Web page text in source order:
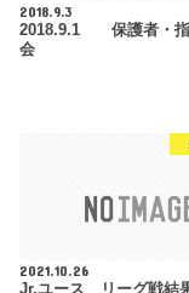
2018.9.3
2018.9.1 保護者・指
会
2021.10.26
Jr.ユース リーグ戦結